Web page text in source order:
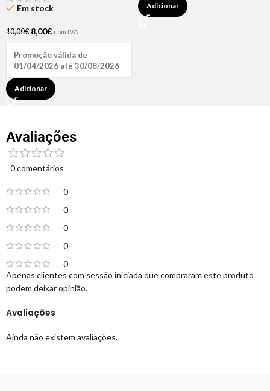
Em stock
10,00€ 8,00€ com IVA
Promoção válida de
01/04/2026 até 30/08/2026
Adicionar
Adicionar
Avaliações
0 comentários
0
0
0
0
0
Avaliações
Ainda não existem avaliações.
Apenas clientes com sessão iniciada que compraram este produto
podem deixar opinião.